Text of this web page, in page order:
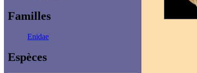
Familles
Enidae
Espèces